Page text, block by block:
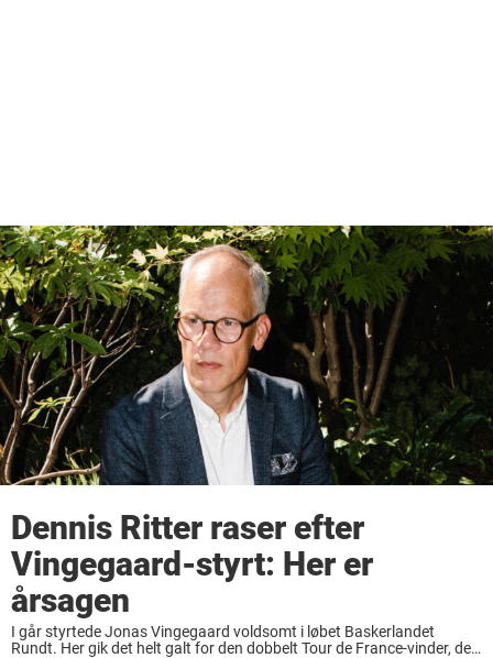
Dennis Ritter raser efter
Vingegaard-styrt: Her er
årsagen
I går styrtede Jonas Vingegaard voldsomt i løbet Baskerlandet
Rundt. Her gik det helt galt for den dobbelt Tour de France-vinder, der